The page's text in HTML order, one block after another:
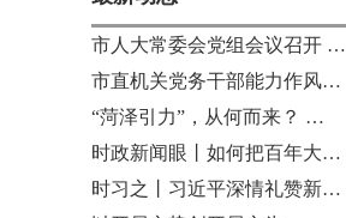
市人大常委会党组会议召开 …
市直机关党务干部能力作风…
“菏泽引力”，从何而来？ …
时政新闻眼丨如何把百年大…
时习之丨习近平深情礼赞新…